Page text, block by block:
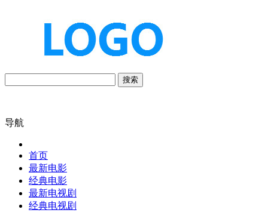
搜索
导航
首页
最新电影
经典电影
最新电视剧
经典电视剧